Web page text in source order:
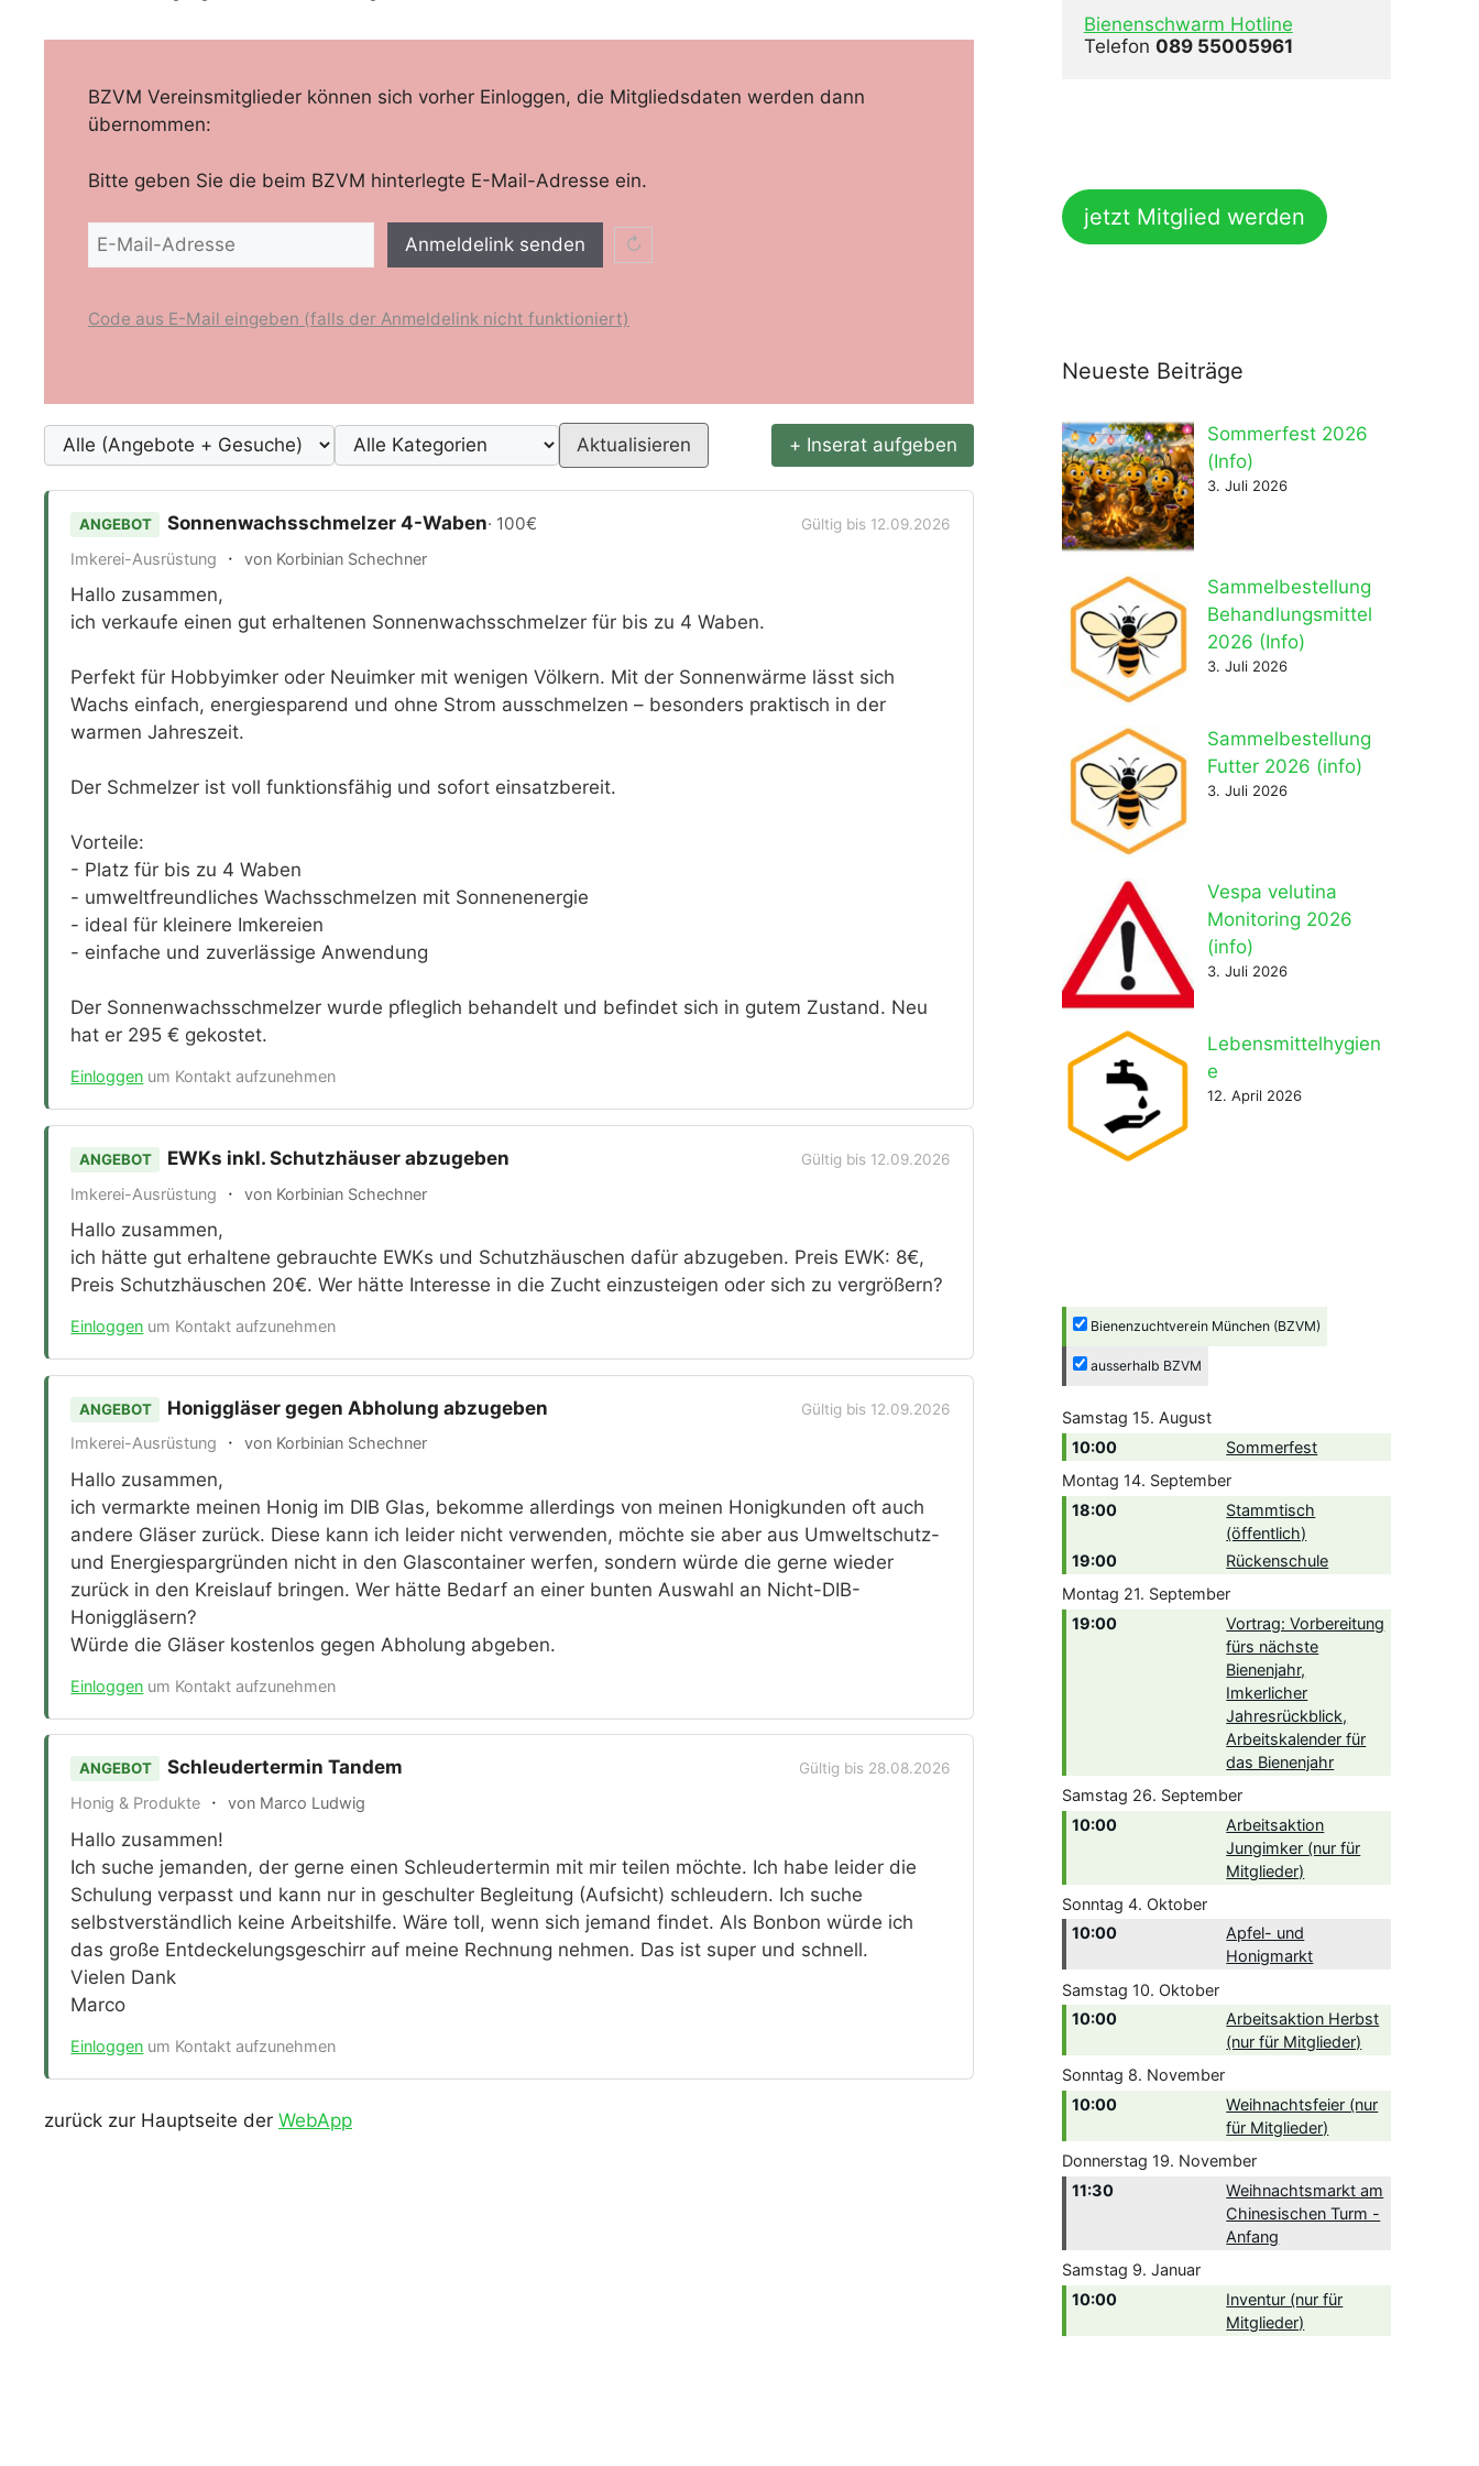
BZVM Vereinsmitglieder können sich vorher Einloggen, die Mitgliedsdaten werden dann
übernommen:
Bitte geben Sie die beim BZVM hinterlegte E-Mail-Adresse ein.
Anmeldelink senden ↻
Code aus E-Mail eingeben (falls der Anmeldelink nicht funktioniert)
Aktualisieren + Inserat aufgeben
ANGEBOT Sonnenwachsschmelzer 4-Waben· 100€ Gültig bis 12.09.2026
Imkerei-Ausrüstung ·von Korbinian Schechner
Hallo zusammen,
ich verkaufe einen gut erhaltenen Sonnenwachsschmelzer für bis zu 4 Waben.
Perfekt für Hobbyimker oder Neuimker mit wenigen Völkern. Mit der Sonnenwärme lässt sich
Wachs einfach, energiesparend und ohne Strom ausschmelzen – besonders praktisch in der
warmen Jahreszeit.
Der Schmelzer ist voll funktionsfähig und sofort einsatzbereit.
Vorteile:
- Platz für bis zu 4 Waben
- umweltfreundliches Wachsschmelzen mit Sonnenenergie
- ideal für kleinere Imkereien
- einfache und zuverlässige Anwendung
Der Sonnenwachsschmelzer wurde pfleglich behandelt und befindet sich in gutem Zustand. Neu
hat er 295 € gekostet.
Einloggen um Kontakt aufzunehmen
ANGEBOT EWKs inkl. Schutzhäuser abzugeben Gültig bis 12.09.2026
Imkerei-Ausrüstung ·von Korbinian Schechner
Hallo zusammen,
ich hätte gut erhaltene gebrauchte EWKs und Schutzhäuschen dafür abzugeben. Preis EWK: 8€,
Preis Schutzhäuschen 20€. Wer hätte Interesse in die Zucht einzusteigen oder sich zu vergrößern?
Einloggen um Kontakt aufzunehmen
ANGEBOT Honiggläser gegen Abholung abzugeben Gültig bis 12.09.2026
Imkerei-Ausrüstung ·von Korbinian Schechner
Hallo zusammen,
ich vermarkte meinen Honig im DIB Glas, bekomme allerdings von meinen Honigkunden oft auch
andere Gläser zurück. Diese kann ich leider nicht verwenden, möchte sie aber aus Umweltschutz-
und Energiespargründen nicht in den Glascontainer werfen, sondern würde die gerne wieder
zurück in den Kreislauf bringen. Wer hätte Bedarf an einer bunten Auswahl an Nicht-DIB-
Honiggläsern?
Würde die Gläser kostenlos gegen Abholung abgeben.
Einloggen um Kontakt aufzunehmen
ANGEBOT Schleudertermin Tandem Gültig bis 28.08.2026
Honig & Produkte ·von Marco Ludwig
Hallo zusammen!
Ich suche jemanden, der gerne einen Schleudertermin mit mir teilen möchte. Ich habe leider die
Schulung verpasst und kann nur in geschulter Begleitung (Aufsicht) schleudern. Ich suche
selbstverständlich keine Arbeitshilfe. Wäre toll, wenn sich jemand findet. Als Bonbon würde ich
das große Entdeckelungsgeschirr auf meine Rechnung nehmen. Das ist super und schnell.
Vielen Dank
Marco
Einloggen um Kontakt aufzunehmen
zurück zur Hauptseite der WebApp
Bienenschwarm Hotline
Telefon 089 55005961
jetzt Mitglied werden
Neueste Beiträge
Sommerfest 2026
(Info)
3. Juli 2026
Sammelbestellung
Behandlungsmittel
2026 (Info)
3. Juli 2026
Sammelbestellung
Futter 2026 (info)
3. Juli 2026
Vespa velutina
Monitoring 2026
(info)
3. Juli 2026
Lebensmittelhygien
e
12. April 2026
Bienenzuchtverein München (BZVM)
ausserhalb BZVM
Samstag 15. August
10:00
Sommerfest
Montag 14. September
18:00
Stammtisch
(öffentlich)
19:00
Rückenschule
Montag 21. September
19:00
Vortrag: Vorbereitung
fürs nächste
Bienenjahr,
Imkerlicher
Jahresrückblick,
Arbeitskalender für
das Bienenjahr
Samstag 26. September
10:00
Arbeitsaktion
Jungimker (nur für
Mitglieder)
Sonntag 4. Oktober
10:00
Apfel- und
Honigmarkt
Samstag 10. Oktober
10:00
Arbeitsaktion Herbst
(nur für Mitglieder)
Sonntag 8. November
10:00
Weihnachtsfeier (nur
für Mitglieder)
Donnerstag 19. November
11:30
Weihnachtsmarkt am
Chinesischen Turm -
Anfang
Samstag 9. Januar
10:00
Inventur (nur für
Mitglieder)